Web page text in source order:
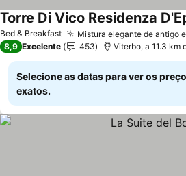
Bed & Breakfast Mistura elegante de antigo
Torre Di Vico Residenza
8,9 Excelente 453 Viterbo, a 11.3 km
Selecione as datas para ver os
exatos.